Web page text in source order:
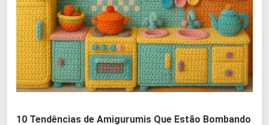
10 Tendências de Amigurumis Que Estão Bombando